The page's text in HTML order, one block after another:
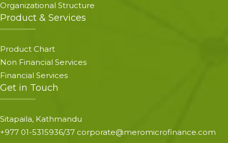
Organizational Structure
Product & Services
Product Chart
Non Financial Services
Financial Services
Get in Touch
Sitapaila, Kathmandu
+977 01-5315936/37 corporate@meromicrofinance.com